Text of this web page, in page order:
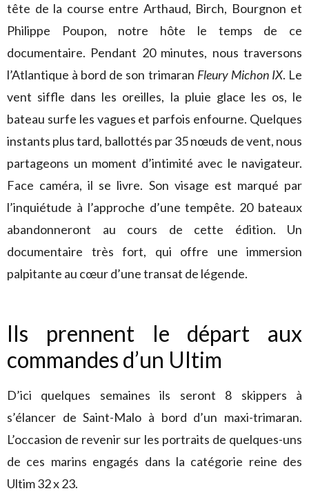
tête de la course entre Arthaud, Birch, Bourgnon et
Philippe Poupon, notre hôte le temps de ce
documentaire. Pendant 20 minutes, nous traversons
l’Atlantique à bord de son trimaran Fleury Michon IX. Le
vent siffle dans les oreilles, la pluie glace les os, le
bateau surfe les vagues et parfois enfourne. Quelques
instants plus tard, ballottés par 35 nœuds de vent, nous
partageons un moment d’intimité avec le navigateur.
Face caméra, il se livre. Son visage est marqué par
l’inquiétude à l’approche d’une tempête. 20 bateaux
abandonneront au cours de cette édition. Un
documentaire très fort, qui offre une immersion
palpitante au cœur d’une transat de légende.
Ils prennent le départ aux
commandes d’un Ultim
D’ici quelques semaines ils seront 8 skippers à
s’élancer de Saint-Malo à bord d’un maxi-trimaran.
L’occasion de revenir sur les portraits de quelques-uns
de ces marins engagés dans la catégorie reine des
Ultim 32 x 23.